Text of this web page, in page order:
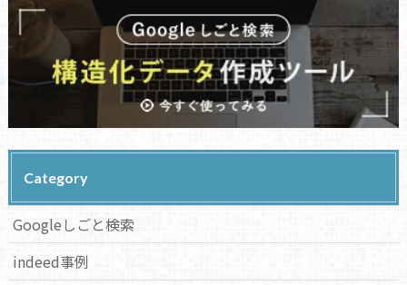
Category
Googleしごと検索
indeed事例